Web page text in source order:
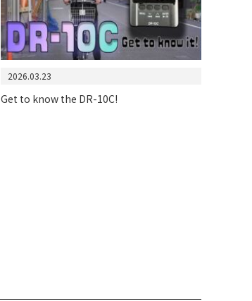
2026.03.23
Get to know the DR-10C!